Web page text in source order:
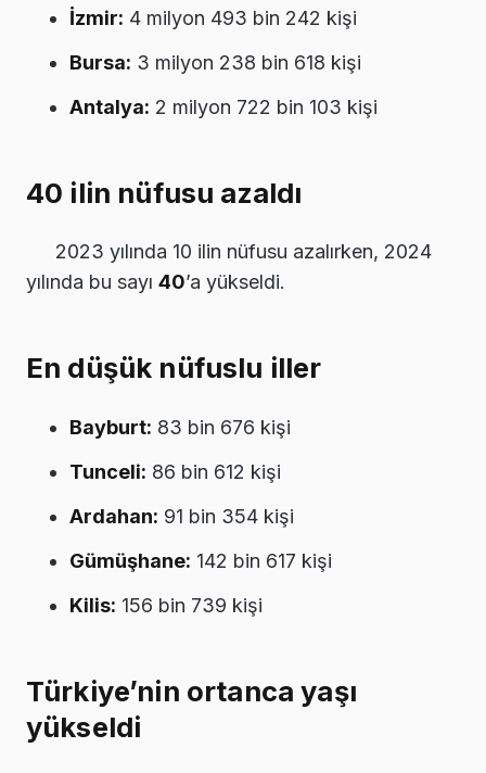
İzmir: 4 milyon 493 bin 242 kişi
Bursa: 3 milyon 238 bin 618 kişi
Antalya: 2 milyon 722 bin 103 kişi
40 ilin nüfusu azaldı
2023 yılında 10 ilin nüfusu azalırken, 2024
yılında bu sayı 40’a yükseldi.
En düşük nüfuslu iller
Bayburt: 83 bin 676 kişi
Tunceli: 86 bin 612 kişi
Ardahan: 91 bin 354 kişi
Gümüşhane: 142 bin 617 kişi
Kilis: 156 bin 739 kişi
Türkiye’nin ortanca yaşı
yükseldi